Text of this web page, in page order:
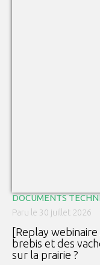
DOCUMENTS
Paru le 30 juillet 2026
[Replay
brebis et des
sur la prairie ?